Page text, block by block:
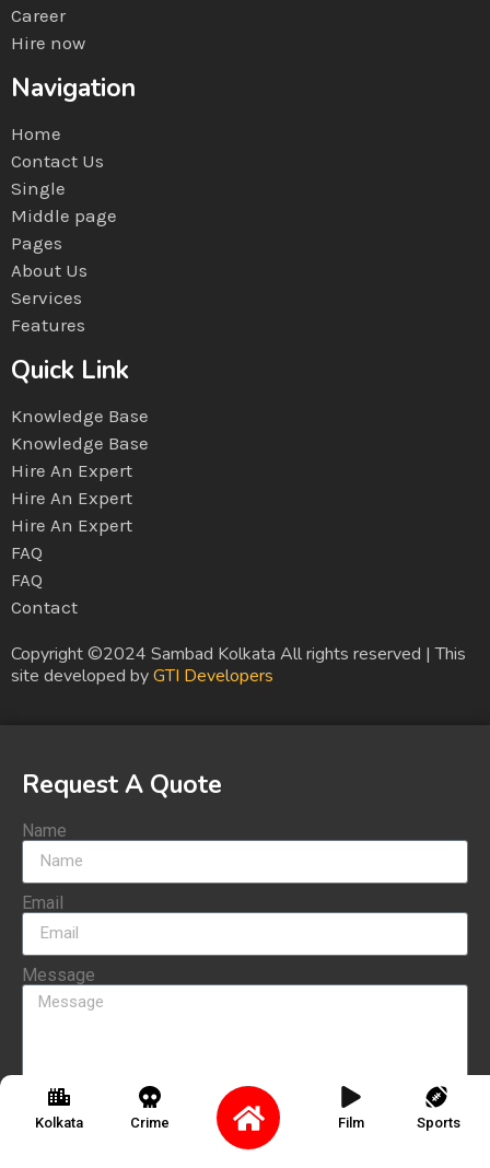
Kolkata Crime Film Sports
Career
Hire now
Navigation
Home
Contact Us
Single
Middle page
Pages
About Us
Services
Features
Quick Link
Knowledge Base
Knowledge Base
Hire An Expert
Hire An Expert
Hire An Expert
FAQ
FAQ
Contact
Copyright ©2024 Sambad Kolkata All rights reserved | This
site developed byGTI Developers
Request A Quote
Name
Email
Message
Send